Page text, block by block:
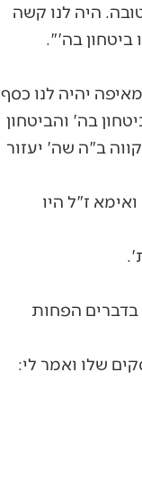
היה לנו קשה
ביטחון בה'".
יהיה לנו כסף
בה' והביטחון
ב"ה שה' יעזור
ז"ל היו
בדברים הפחות
שלו ואמר לי: